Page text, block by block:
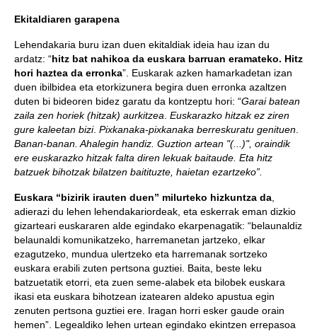
Ekitaldiaren garapena
Lehendakaria buru izan duen ekitaldiak ideia hau izan du
ardatz: “hitz bat nahikoa da euskara barruan eramateko. Hitz
hori haztea da erronka”. Euskarak azken hamarkadetan izan
duen ibilbidea eta etorkizunera begira duen erronka azaltzen
duten bi bideoren bidez garatu da kontzeptu hori: “Garai batean
zaila zen horiek (hitzak) aurkitzea Euskarazko hitzak ez ziren
gure kaleetan bizi. Pixkanaka-pixkanaka berreskuratu genituen
Banan-banan. Ahalegin handiz. Guztion artean "(...)", oraindik
ere euskarazko hitzak falta diren lekuak baitaude. Eta hitz
batzuek bihotzak bilatzen baitituzte, haietan ezartzeko”.
Euskara “bizirik irauten duen” milurteko hizkuntza da
adierazi du lehen lehendakariordeak, eta eskerrak eman dizkio
gizarteari euskararen alde egindako ekarpenagatik: “belaunaldiz
belaunaldi komunikatzeko, harremanetan jartzeko, elkar
ezagutzeko, mundua ulertzeko eta harremanak sortzeko
euskara erabili zuten pertsona guztiei. Baita, beste leku
batzuetatik etorri, eta zuen seme-alabek eta bilobek euskara
ikasi eta euskara bihotzean izatearen aldeko apustua egin
zenuten pertsona guztiei ere. Iragan horri esker gaude orain
hemen”. Legealdiko lehen urtean egindako ekintzen errepasoa